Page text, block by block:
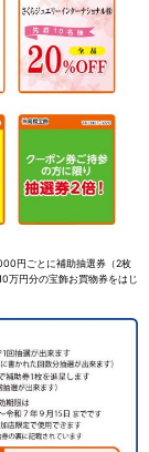
円ごとに補助抽選券（2枚
万円分の宝飾お買物券をはじ